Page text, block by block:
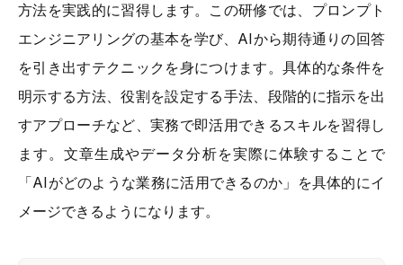
方法を実践的に習得します。この研修では、プロンプト
エンジニアリングの基本を学び、AIから期待通りの回答
を引き出すテクニックを身につけます。具体的な条件を
明示する方法、役割を設定する手法、段階的に指示を出
すアプローチなど、実務で即活用できるスキルを習得し
ます。文章生成やデータ分析を実際に体験することで
「AIがどのような業務に活用できるのか」を具体的にイ
メージできるようになります。